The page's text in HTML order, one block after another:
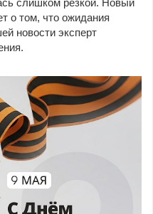
слишком резкой. Новый
о том, что ожидания
новости эксперт